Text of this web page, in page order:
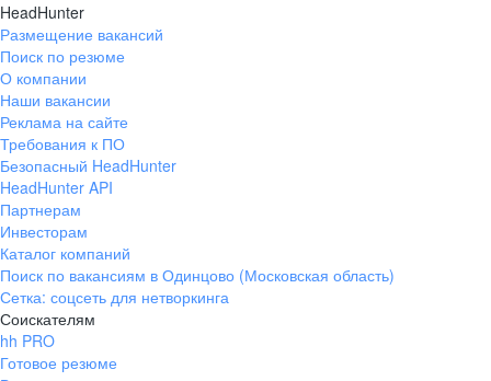
HeadHunter
Размещение вакансий
Поиск по резюме
О компании
Наши вакансии
Реклама на сайте
Требования к ПО
Безопасный HeadHunter
HeadHunter API
Партнерам
Инвесторам
Каталог компаний
Поиск по вакансиям в Одинцово (Московская область)
Сетка: соцсеть для нетворкинга
Соискателям
hh PRO
Готовое резюме